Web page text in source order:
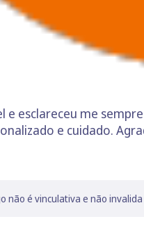
e esclareceu me
e cuidado.
não é vinculativa e não